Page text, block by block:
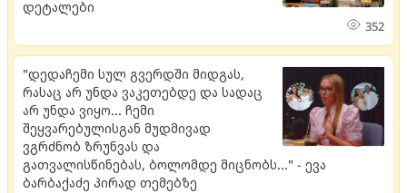
დეტალები
352
"დედაჩემი სულ გვერდში მიდგას,
რასაც არ უნდა ვაკეთებდე და სადაც
არ უნდა ვიყო... ჩემი
შეყვარებულისგან მუდმივად
ვგრძნობ ზრუნვას და
გათვალისწინებას, ბოლომდე მიცნობს..." - ევა
ბარბაქაძე პირად თემებზე